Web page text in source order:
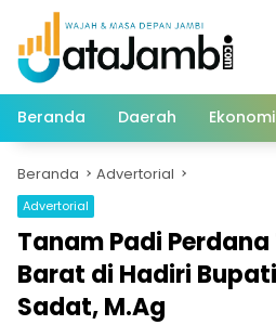
Langsung
konten
Beranda Daerah Ekonomi
Beranda Advertorial
Advertorial
Tanam Padi
Barat di Hadiri
Sadat, M.Ag